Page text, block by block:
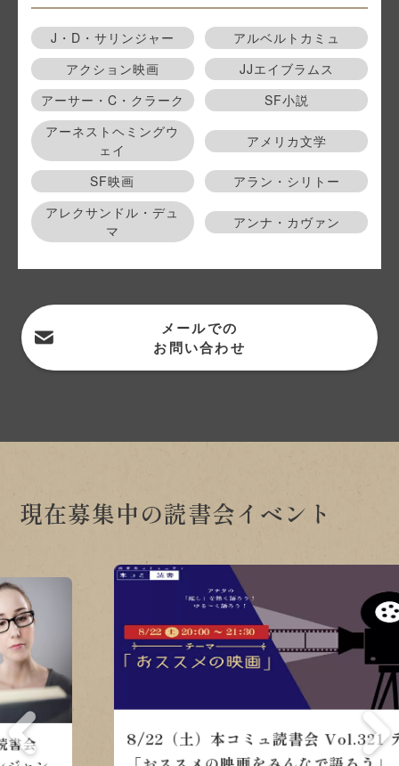
J・D・サリンジャー
アルベルトカミュ
アクション映画
JJエイブラムス
アーサー・C・クラーク
SF小説
アーネストヘミングウ
ェイ
アメリカ文学
SF映画
アラン・シリトー
アレクサンドル・デュ
マ
アンナ・カヴァン
メールでの
お問い合わせ
現在募集中の読書会イベント
8/22（土）本コミュ読書会
8/